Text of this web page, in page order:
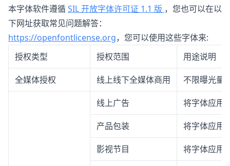
本字体软件遵循SIL 开放字体许可证 1.1 版 ，您也可以在以
下网址获取常见问题解答：
https://openfontlicense.org，您可以使用这些字体来:
授权类型
授权范围 用途说明
全媒体授权 线上线下全媒体商用 不限曝光量
线上广告 将字体应用
产品包装 将字体应用
影视节目 将字体应用